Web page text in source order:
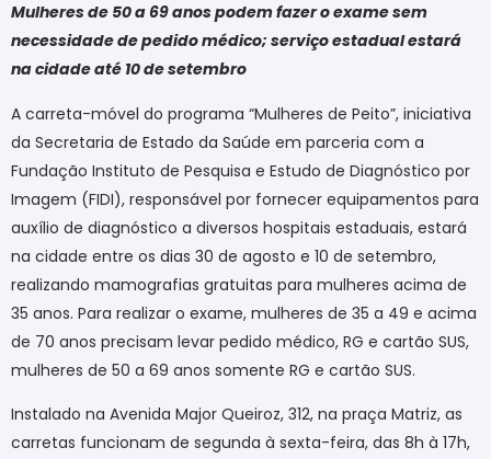
Mulheres de 50 a 69 anos podem fazer o exame sem
necessidade de pedido médico; serviço estadual estará
na cidade até 10 de setembro
A carreta-móvel do programa “Mulheres de Peito”, iniciativa
da Secretaria de Estado da Saúde em parceria com a
Fundação Instituto de Pesquisa e Estudo de Diagnóstico por
Imagem (FIDI), responsável por fornecer equipamentos para
auxílio de diagnóstico a diversos hospitais estaduais, estará
na cidade entre os dias 30 de agosto e 10 de setembro,
realizando mamografias gratuitas para mulheres acima de
35 anos. Para realizar o exame, mulheres de 35 a 49 e acima
de 70 anos precisam levar pedido médico, RG e cartão SUS,
mulheres de 50 a 69 anos somente RG e cartão SUS.
Instalado na Avenida Major Queiroz, 312, na praça Matriz, as
carretas funcionam de segunda à sexta-feira, das 8h à 17h,